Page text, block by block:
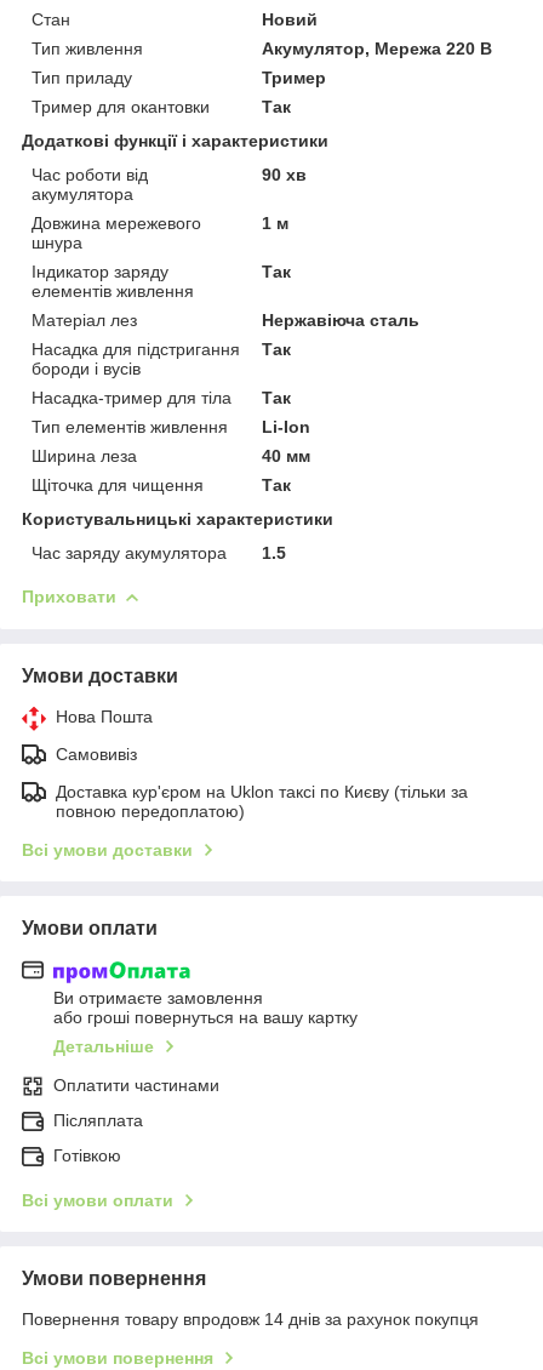
Стан
Новий
Тип живлення
Акумулятор, Мережа 220 В
Тип приладу
Тример
Тример для окантовки
Так
Додаткові функції і характеристики
Час роботи від
акумулятора
90 хв
Довжина мережевого
шнура
1 м
Індикатор заряду
елементів живлення
Так
Матеріал лез
Нержавіюча сталь
Насадка для підстригання
бороди і вусів
Так
Насадка-тример для тіла
Так
Тип елементів живлення
Li-Ion
Ширина леза
40 мм
Щіточка для чищення
Так
Користувальницькі характеристики
Час заряду акумулятора
1.5
Приховати
Умови доставки
Нова Пошта
Самовивіз
Доставка кур'єром на Uklon таксі по Києву (тільки за
повною передоплатою)
Всі умови доставки
Умови оплати
Ви отримаєте замовлення
або гроші повернуться на вашу картку
Детальніше
Оплатити частинами
Післяплата
Готівкою
Всі умови оплати
Умови повернення
Повернення товару впродовж 14 днів за рахунок покупця
Всі умови повернення